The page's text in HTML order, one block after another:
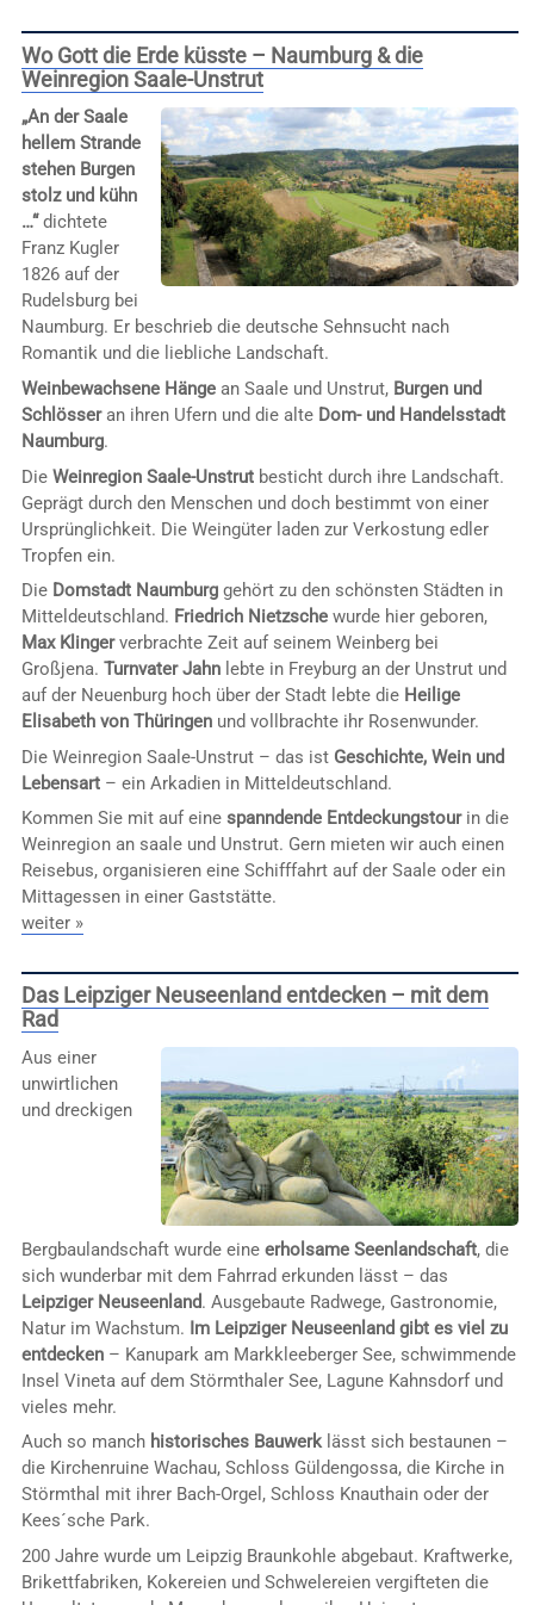
Wo Gott die Erde küsste – Naumburg & die
Weinregion Saale-Unstrut
„An der Saale
hellem Strande
stehen Burgen
stolz und kühn
…“dichtete
Franz Kugler
1826 auf der
Rudelsburg bei
Naumburg. Er beschrieb die deutsche Sehnsucht nach
Romantik und die liebliche Landschaft.
Weinbewachsene Hängean Saale und Unstrut, Burgen und
Schlösseran ihren Ufern und die alte Dom- und Handelsstadt
Naumburg.
Die Weinregion Saale-Unstrutbesticht durch ihre Landschaft.
Geprägt durch den Menschen und doch bestimmt von einer
Ursprünglichkeit. Die Weingüter laden zur Verkostung edler
Tropfen ein.
Die Domstadt Naumburggehört zu den schönsten Städten in
Mitteldeutschland. Friedrich Nietzschewurde hier geboren,
Max Klingerverbrachte Zeit auf seinem Weinberg bei
Großjena. Turnvater Jahnlebte in Freyburg an der Unstrut und
auf der Neuenburg hoch über der Stadt lebte die Heilige
Elisabeth von Thüringenund vollbrachte ihr Rosenwunder.
Die Weinregion Saale-Unstrut – das ist Geschichte, Wein und
Lebensart– ein Arkadien in Mitteldeutschland.
Kommen Sie mit auf eine spanndende Entdeckungstourin die
Weinregion an saale und Unstrut. Gern mieten wir auch einen
Reisebus, organisieren eine Schifffahrt auf der Saale oder ein
Mittagessen in einer Gaststätte.
weiter »
Das Leipziger Neuseenland entdecken – mit dem
Rad
Aus einer
unwirtlichen
und dreckigen
Bergbaulandschaft wurde eine erholsame Seenlandschaft, die
sich wunderbar mit dem Fahrrad erkunden lässt – das
Leipziger Neuseenland. Ausgebaute Radwege, Gastronomie,
Natur im Wachstum. Im Leipziger Neuseenland gibt es viel zu
entdecken– Kanupark am Markkleeberger See, schwimmende
Insel Vineta auf dem Störmthaler See, Lagune Kahnsdorf und
vieles mehr.
Auch so manch historisches Bauwerklässt sich bestaunen –
die Kirchenruine Wachau, Schloss Güldengossa, die Kirche in
Störmthal mit ihrer Bach-Orgel, Schloss Knauthain oder der
Kees´sche Park.
200 Jahre wurde um Leipzig Braunkohle abgebaut. Kraftwerke,
Brikettfabriken, Kokereien und Schwelereien vergifteten die